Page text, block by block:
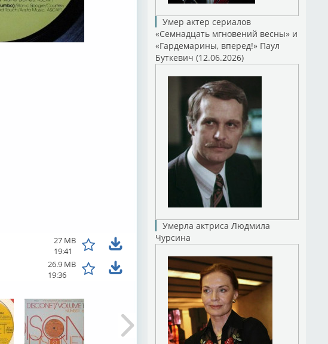
27 MB
19:41
26.9 MB
19:36
Умер актер сериалов
«Семнадцать мгновений весны» и
«Гардемарины, вперед!» Паул
Буткевич (12.06.2026)
Умерла актриса Людмила
Чурсина